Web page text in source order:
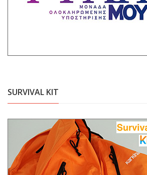
SURVIVAL KIT